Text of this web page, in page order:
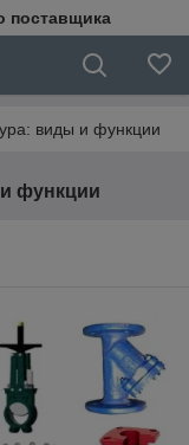
поставщика
виды и функции
функции